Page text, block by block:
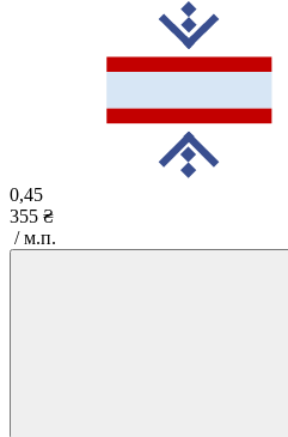
0,45
355 ₴
/ м.п.